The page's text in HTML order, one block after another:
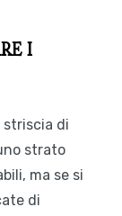
I
striscia di
strato
ma se si
di